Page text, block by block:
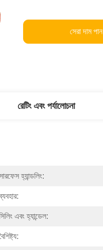
সেরা দাম পান
রেটিং এবং পর্যালোচনা
হ্যান্ডলিং:
এবং হ্যান্ডেল: